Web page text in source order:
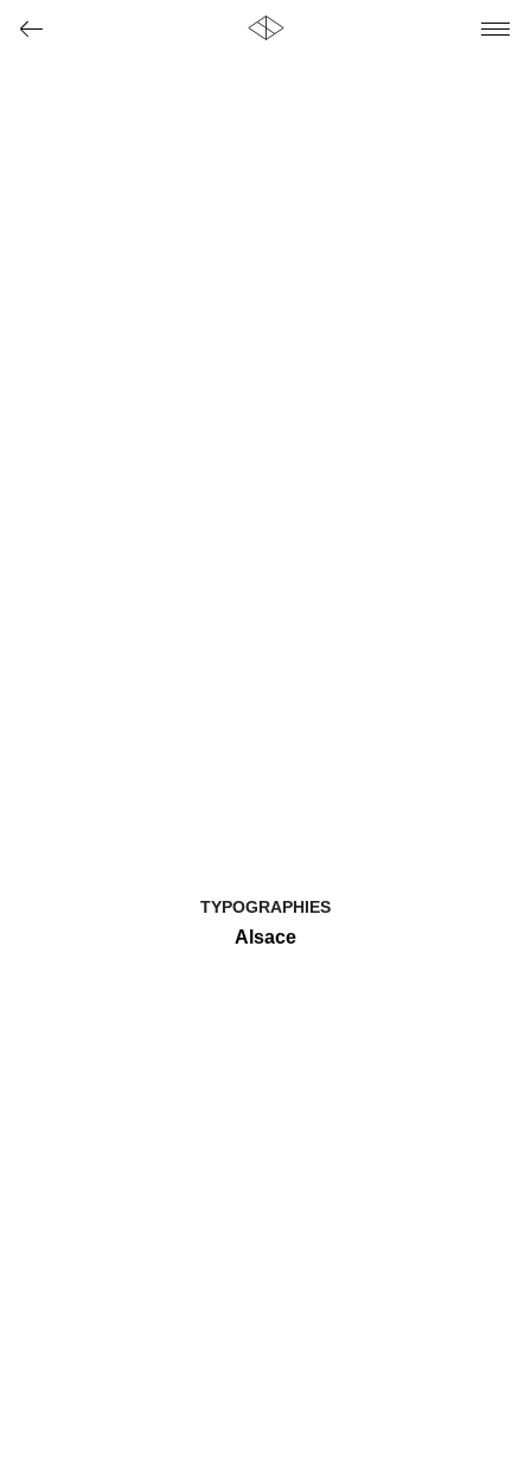
TYPOGRAPHIES
Alsace